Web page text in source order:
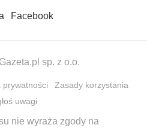
Facebook
sp. z o.o.
prywatności
Zasady korzystania
uwagi
nie wyraża zgody na